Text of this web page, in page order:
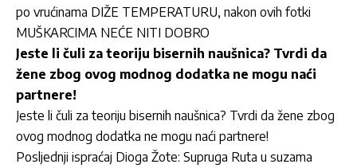
po vrućinama DIŽE TEMPERATURU, nakon ovih fotki
MUŠKARCIMA NEĆE NITI DOBRO
Jeste li čuli za teoriju bisernih naušnica? Tvrdi da
žene zbog ovog modnog dodatka ne mogu naći
partnere!
Jeste li čuli za teoriju bisernih naušnica? Tvrdi da žene zbog
ovog modnog dodatka ne mogu naći partnere!
Posljednji ispraćaj Dioga Žote: Supruga Ruta u suzama